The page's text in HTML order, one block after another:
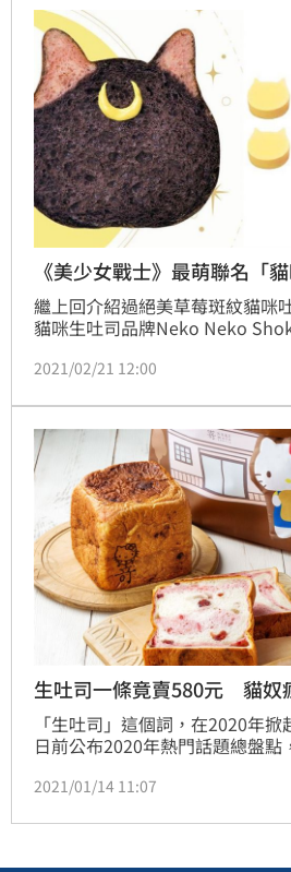
《美少女戰士》最萌聯名「貓
繼上回介紹過絕美草莓斑紋貓咪
貓咪生吐司品牌Neko Neko
名，推出以「露娜」為靈感的超
DIY幫貓咪畫上月亮符號，完全
外，只要購買聯名款的貓咪生吐
美少女戰士包裝，一起來看看！
2021/02/21 12:00
生吐司一條竟賣580元 貓奴
「生吐司」這個詞，在2020年
日前公布2020年熱門話題總盤點
門的話題。
2021/01/14 11:07